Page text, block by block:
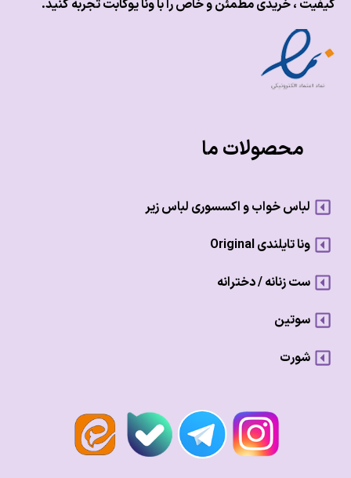
، خریدی مطمئن و خاص را با ونا یوکابت تجربه کنید.
محصولات ما
لباس خواب و اکسسوری لباس زیر
ونا تایلندی Original
ست زنانه / دخترانه
سوتین
شورت